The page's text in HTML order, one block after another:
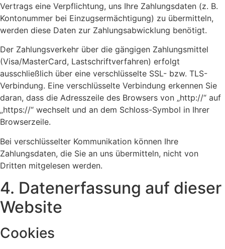
Vertrags eine Verpflichtung, uns Ihre Zahlungsdaten (z. B.
Kontonummer bei Einzugsermächtigung) zu übermitteln,
werden diese Daten zur Zahlungsabwicklung benötigt.
Der Zahlungsverkehr über die gängigen Zahlungsmittel
(Visa/MasterCard, Lastschriftverfahren) erfolgt
ausschließlich über eine verschlüsselte SSL- bzw. TLS-
Verbindung. Eine verschlüsselte Verbindung erkennen Sie
daran, dass die Adresszeile des Browsers von „http://“ auf
„https://“ wechselt und an dem Schloss-Symbol in Ihrer
Browserzeile.
Bei verschlüsselter Kommunikation können Ihre
Zahlungsdaten, die Sie an uns übermitteln, nicht von
Dritten mitgelesen werden.
4. Datenerfassung auf dieser
Website
Cookies